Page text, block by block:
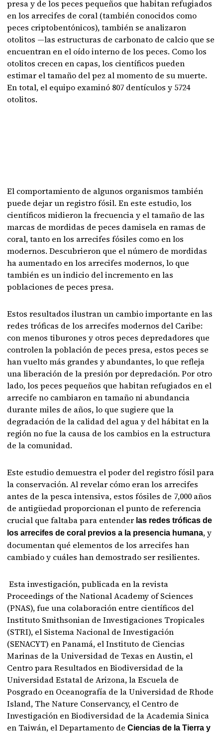
presa y de los peces pequeños que habitan refugiados
en los arrecifes de coral (también conocidos como
peces criptobentónicos), también se analizaron
otolitos —las estructuras de carbonato de calcio que se
encuentran en el oído interno de los peces. Como los
otolitos crecen en capas, los científicos pueden
estimar el tamaño del pez al momento de su muerte.
En total, el equipo examinó 807 dentículos y 5724
otolitos.
El comportamiento de algunos organismos también
puede dejar un registro fósil. En este estudio, los
científicos midieron la frecuencia y el tamaño de las
marcas de mordidas de peces damisela en ramas de
coral, tanto en los arrecifes fósiles como en los
modernos. Descubrieron que el número de mordidas
ha aumentado en los arrecifes modernos, lo que
también es un indicio del incremento en las
poblaciones de peces presa.
Estos resultados ilustran un cambio importante en las
redes tróficas de los arrecifes modernos del Caribe:
con menos tiburones y otros peces depredadores que
controlen la población de peces presa, estos peces se
han vuelto más grandes y abundantes, lo que refleja
una liberación de la presión por depredación. Por otro
lado, los peces pequeños que habitan refugiados en el
arrecife no cambiaron en tamaño ni abundancia
durante miles de años, lo que sugiere que la
degradación de la calidad del agua y del hábitat en la
región no fue la causa de los cambios en la estructura
de la comunidad.
Este estudio demuestra el poder del registro fósil para
la conservación. Al revelar cómo eran los arrecifes
antes de la pesca intensiva, estos fósiles de 7,000 años
de antigüedad proporcionan el punto de referencia
crucial que faltaba para entender las redes tróficas de
los arrecifes de coral previos a la presencia humana, y
documentan qué elementos de los arrecifes han
cambiado y cuáles han demostrado ser resilientes.
Esta investigación, publicada en la revista
Proceedings of the National Academy of Sciences
(PNAS), fue una colaboración entre científicos del
Instituto Smithsonian de Investigaciones Tropicales
(STRI), el Sistema Nacional de Investigación
(SENACYT) en Panamá, el Instituto de Ciencias
Marinas de la Universidad de Texas en Austin, el
Centro para Resultados en Biodiversidad de la
Universidad Estatal de Arizona, la Escuela de
Posgrado en Oceanografía de la Universidad de Rhode
Island, The Nature Conservancy, el Centro de
Investigación en Biodiversidad de la Academia Sinica
en Taiwán, el Departamento deCiencias de la Tierra y